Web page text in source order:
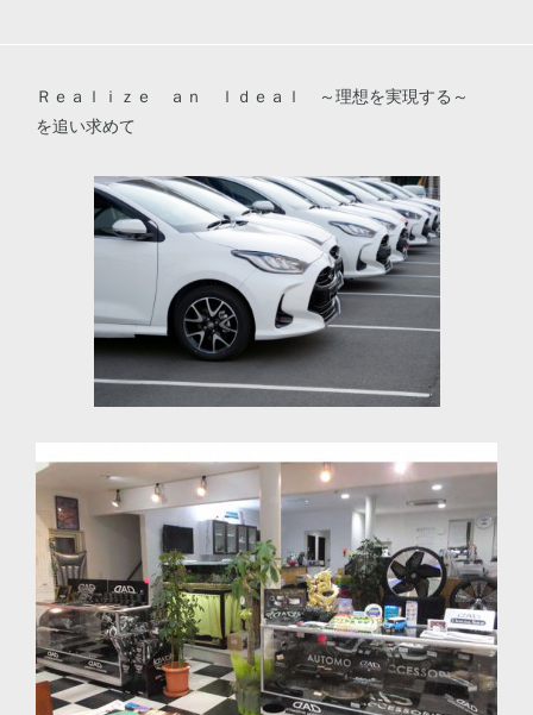
Ｒｅａｌｉｚｅ ａｎ ｌｄｅａｌ ～理想を実現する～
を追い求めて